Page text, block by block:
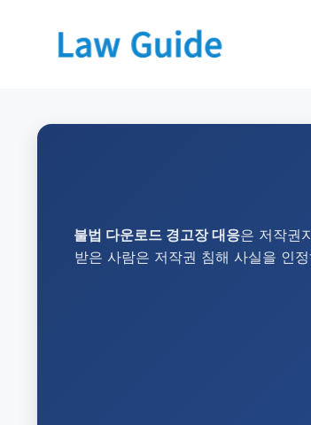
불법 다운로드 경고장 대응은 저작권
받은 사람은 저작권 침해 사실을 인